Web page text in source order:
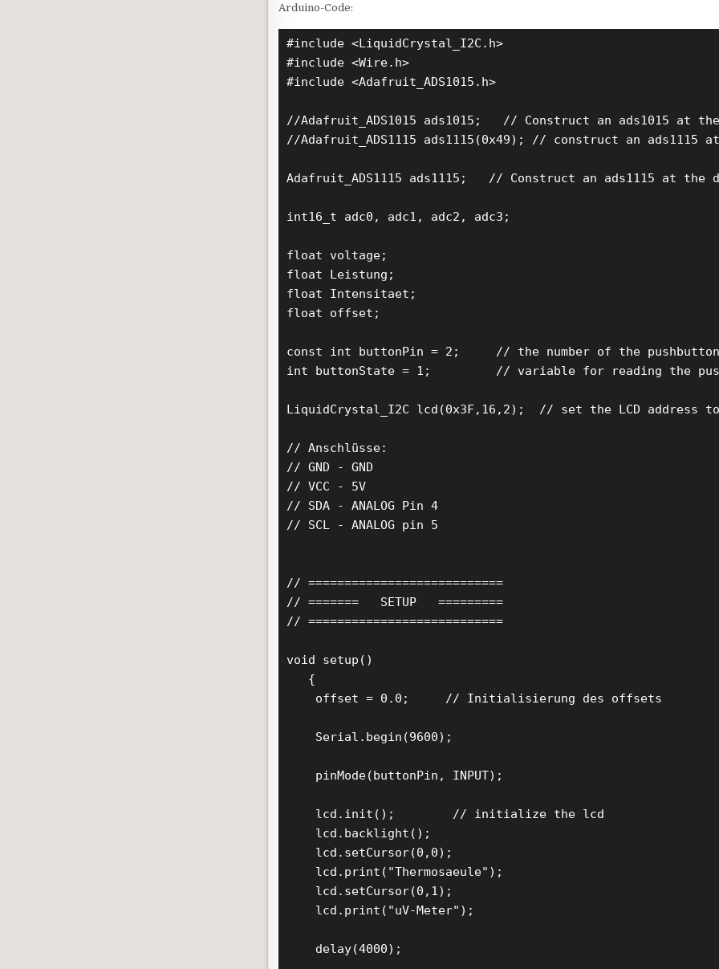
Arduino-Code:
#include <LiquidCrystal_I2C.h>
#include <Wire.h>
#include <Adafruit_ADS1015.h>
//Adafruit_ADS1015 ads1015;  	// Construct an ads1015 at the default address: 0x48
//Adafruit_ADS1115 ads1115(0x49);	// construct an ads1115 at address 0x49
Adafruit_ADS1115 ads1115;  	// Construct an ads1115 at the default address: 0x48
int16_t adc0, adc1, adc2, adc3;
float voltage;
float Leistung;
float Intensitaet;
float offset;
const int buttonPin = 2;     // the number of the
int buttonState = 1;         // variable for reading the
LiquidCrystal_I2C lcd(0x3F,16,2);  // set the LCD address
// Anschlüsse:
// GND - GND
// VCC - 5V
// SDA - ANALOG Pin 4
// SCL - ANALOG pin 5
// ===========================
// =======   SETUP   =========
// ===========================
void setup()
   {
    offset = 0.0;     // Initialisierung des offsets
    Serial.begin(9600);
    pinMode(buttonPin, INPUT);
    lcd.init();        // initialize the lcd
    lcd.backlight();
    lcd.setCursor(0,0);
    lcd.print("Thermosaeule");
    lcd.setCursor(0,1);
    lcd.print("uV-Meter");
    delay(4000);